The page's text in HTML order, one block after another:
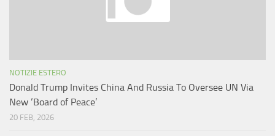
NOTIZIE ESTERO
Donald Trump Invites China And Russia To Oversee UN Via
New ‘Board of Peace’
20 FEB, 2026